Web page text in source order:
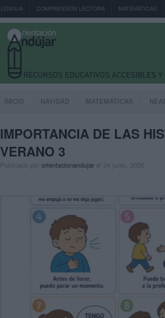
LENGUA COMPRENSIÓN LECTORA MATEMÁTICAS
INICIO NAVIDAD MATEMÁTICAS
IMPORTANCIA DE LAS
VERANO 3
Publicado por orientacionandujar el 24 junio, 2026